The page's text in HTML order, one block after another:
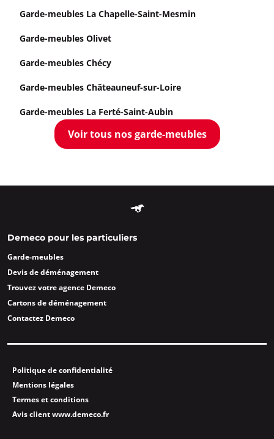
Garde-meubles La Chapelle-Saint-Mesmin
Garde-meubles Olivet
Garde-meubles Chécy
Garde-meubles Châteauneuf-sur-Loire
Garde-meubles La Ferté-Saint-Aubin
Voir tous nos garde-meubles
Demeco pour les particuliers
Garde-meubles
Devis de déménagement
Trouvez votre agence Demeco
Cartons de déménagement
Contactez Demeco
Politique de confidentialité
Mentions légales
Termes et conditions
Avis client www.demeco.fr